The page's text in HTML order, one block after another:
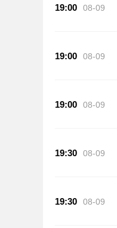
19:00 08-09
19:00 08-09
19:00 08-09
19:30 08-09
19:30 08-09